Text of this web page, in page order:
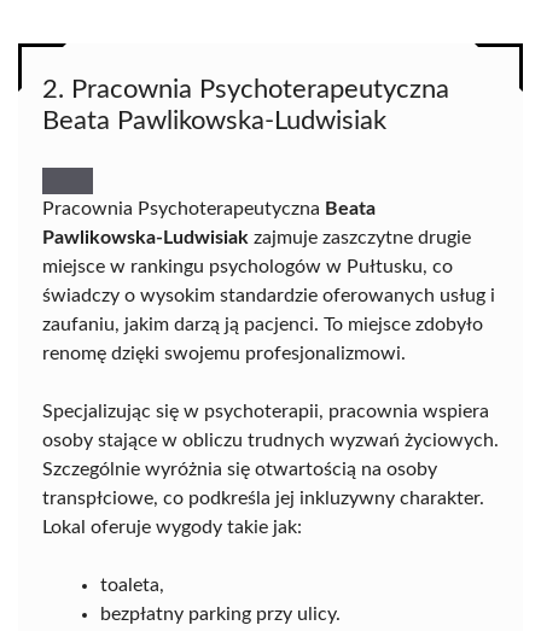
2. Pracownia Psychoterapeutyczna
Beata Pawlikowska-Ludwisiak
Pracownia Psychoterapeutyczna Beata
Pawlikowska-Ludwisiak zajmuje zaszczytne drugie
miejsce w rankingu psychologów w Pułtusku, co
świadczy o wysokim standardzie oferowanych usług i
zaufaniu, jakim darzą ją pacjenci. To miejsce zdobyło
renomę dzięki swojemu profesjonalizmowi.
Specjalizując się w psychoterapii, pracownia wspiera
osoby stające w obliczu trudnych wyzwań życiowych.
Szczególnie wyróżnia się otwartością na osoby
transpłciowe, co podkreśla jej inkluzywny charakter.
Lokal oferuje wygody takie jak:
toaleta,
bezpłatny parking przy ulicy.